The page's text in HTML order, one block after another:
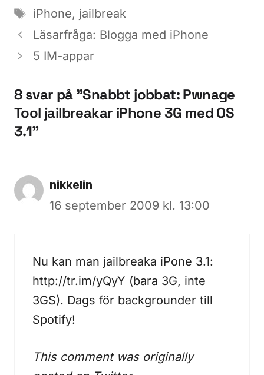
Etiketter
iPhone, jailbreak
Läsarfråga: Blogga med iPhone
5 IM-appar
8 svar på ”Snabbt jobbat: Pwnage
Tool jailbreakar iPhone 3G med OS
3.1”
nikkelin
16 september 2009 kl. 13:00
Nu kan man jailbreaka iPone 3.1:
http://tr.im/yQyY (bara 3G, inte
3GS). Dags för backgrounder till
Spotify!
This comment was originally